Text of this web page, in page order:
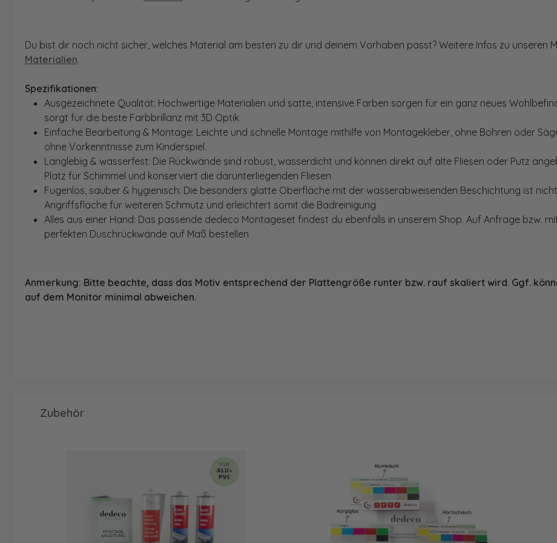
Du bist dir noch nicht sicher, welches Material am besten zu dir und deinem Vorhaben passt? Weitere Infos zu unseren
Materialien.
Spezifikationen:
Ausgezeichnete Qualität: Hochwertige Materialien und satte, intensive Farben sorgen für ein ganz neues
sorgt für die beste Farbbrillanz mit 3D Optik
Einfache Bearbeitung & Montage: Leichte und schnelle Montage mithilfe von Montagekleber, ohne Bohren oder
ohne Vorkenntnisse zum Kinderspiel.
Langlebig & wasserfest: Die Rückwände sind robust, wasserdicht und können direkt auf alte Fliesen oder Putz
Platz für Schimmel und konserviert die darunterliegenden Fliesen
Fugenlos, sauber & hygienisch: Die besonders glatte Oberfläche mit der wasserabweisenden Beschichtung ist
Angriffsfläche für weiteren Schmutz und erleichtert somit die Badreinigung
Alles aus einer Hand: Das passende dedeco Montageset findest du ebenfalls in unserem Shop. Auf Anfrage bzw.
perfekten Duschrückwände auf Maß bestellen
Anmerkung: Bitte beachte, dass das Motiv entsprechend der Plattengröße runter bzw. rauf skaliert wird. Ggf.
auf dem Monitor minimal abweichen.
Produktgalerie überspringen
Zubehör